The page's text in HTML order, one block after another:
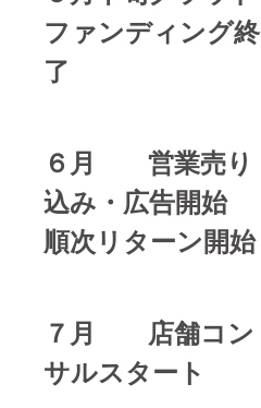
ファンディング終
了
６月 営業売り
込み・広告開始
順次リターン開始
７月 店舗コン
サルスタート